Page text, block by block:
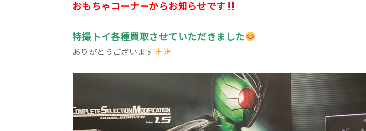
おもちゃコーナーからお知らせです
特撮トイ各種買取させていただきました
ありがとうございます